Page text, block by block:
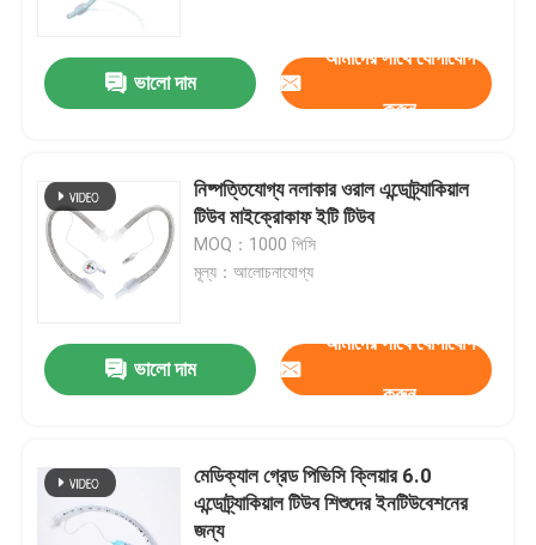
পণ্য
ভালো দাম
আমাদের সাথে যোগাযোগ
করুন
নিষ্পত্তিযোগ্য নলাকার ওরাল এন্ডোট্র্যাকিয়াল
টিউব মাইক্রোকাফ ইটি টিউব
MOQ：1000 পিসি
মূল্য：আলোচনাযোগ্য
ভালো দাম
আমাদের সাথে যোগাযোগ
করুন
মেডিক্যাল গ্রেড পিভিসি ক্লিয়ার 6.0
এন্ডোট্র্যাকিয়াল টিউব শিশুদের ইনটিউবেশনের
জন্য